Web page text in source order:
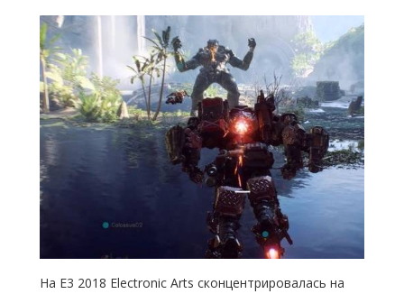
На E3 2018 Electronic Arts сконцентрировалась на